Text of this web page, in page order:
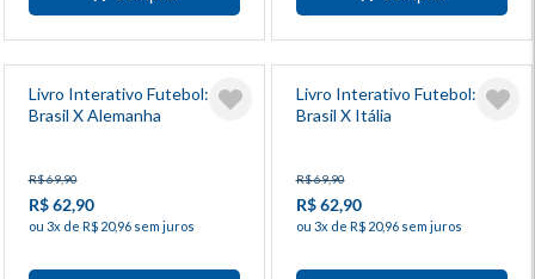
Livro Interativo Futebol:
Brasil X Alemanha
R$ 69,90
R$ 62,90
ou 3x de R$ 20,96 sem juros
Livro Interativo Futebol:
Brasil X Itália
R$ 69,90
R$ 62,90
ou 3x de R$ 20,96 sem juros